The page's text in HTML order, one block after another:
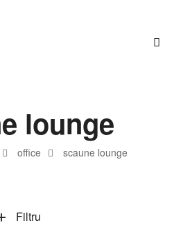
office scaune lounge
lounge
Filtru